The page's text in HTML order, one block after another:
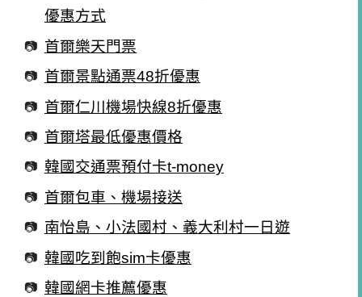
優惠方式
首爾樂天門票
首爾景點通票48折優惠
首爾仁川機場快線8折優惠
首爾塔最低優惠價格
韓國交通票預付卡t-money
首爾包車、機場接送
南怡島、小法國村、義大利村一日遊
韓國吃到飽sim卡優惠
韓國網卡推薦優惠